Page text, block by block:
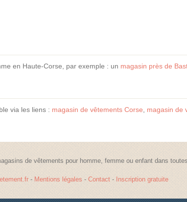
en Haute-Corse, par exemple : un magasin près de
via les liens : magasin de vêtements Corse magasin de
de vêtements pour homme, femme ou enfant dans
- Mentions légales - Contact - Inscription gratuite